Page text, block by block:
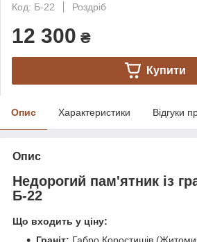
Код: Б-22
Роздріб
12 300 ₴
Купити
Опис Характеристики Відгуки
Опис
Недорогий пам'ятник із
Б-22
Що входить у ціну: